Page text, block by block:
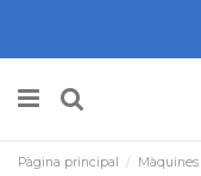
Pàgina principal Màquines